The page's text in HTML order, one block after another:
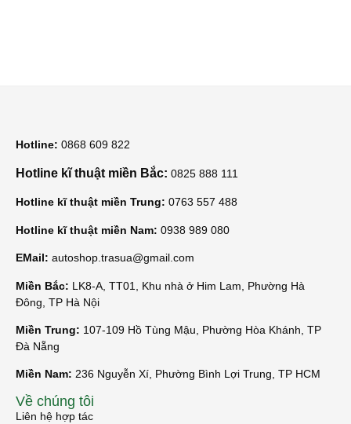
Hotline: 0868 609 822
Hotline kĩ thuật miền Bắc: 0825 888 111
Hotline kĩ thuật miền Trung: 0763 557 488
Hotline kĩ thuật miền Nam: 0938 989 080
EMail: autoshop.trasua@gmail.com
Miền Bắc: LK8-A, TT01, Khu nhà ở Him Lam, Phường Hà
Đông, TP Hà Nội
Miền Trung: 107-109 Hồ Tùng Mậu, Phường Hòa Khánh, TP
Đà Nẵng
Miền Nam: 236 Nguyễn Xí, Phường Bình Lợi Trung, TP HCM
Về chúng tôi
Liên hệ hợp tác